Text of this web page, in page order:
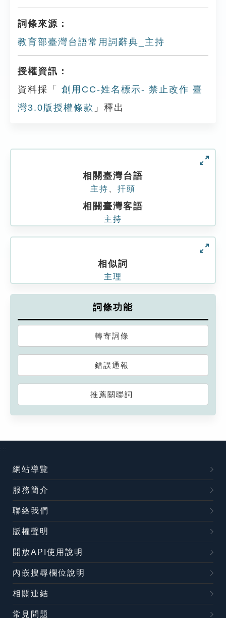
詞條來源：
教育部臺灣台語常用詞辭典_主持
授權資訊：
資料採「
創用CC-姓名標示- 禁止改作 臺
灣3.0版授權條款 」釋出
相關臺灣台語
主持 扞頭
相關臺灣客語
主持
相似詞
主理
詞條功能
轉寄詞條
錯誤通報
推薦關聯詞
:::
網站導覽
服務簡介
聯絡我們
版權聲明
開放API使用說明
內嵌搜尋欄位說明
相關連結
常見問題